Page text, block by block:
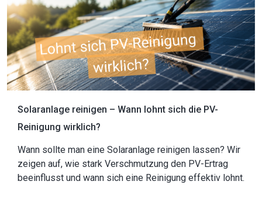
Solaranlage reinigen – Wann lohnt sich die PV-
Reinigung wirklich?
Wann sollte man eine Solaranlage reinigen lassen? Wir
zeigen auf, wie stark Verschmutzung den PV-Ertrag
beeinflusst und wann sich eine Reinigung effektiv lohnt.